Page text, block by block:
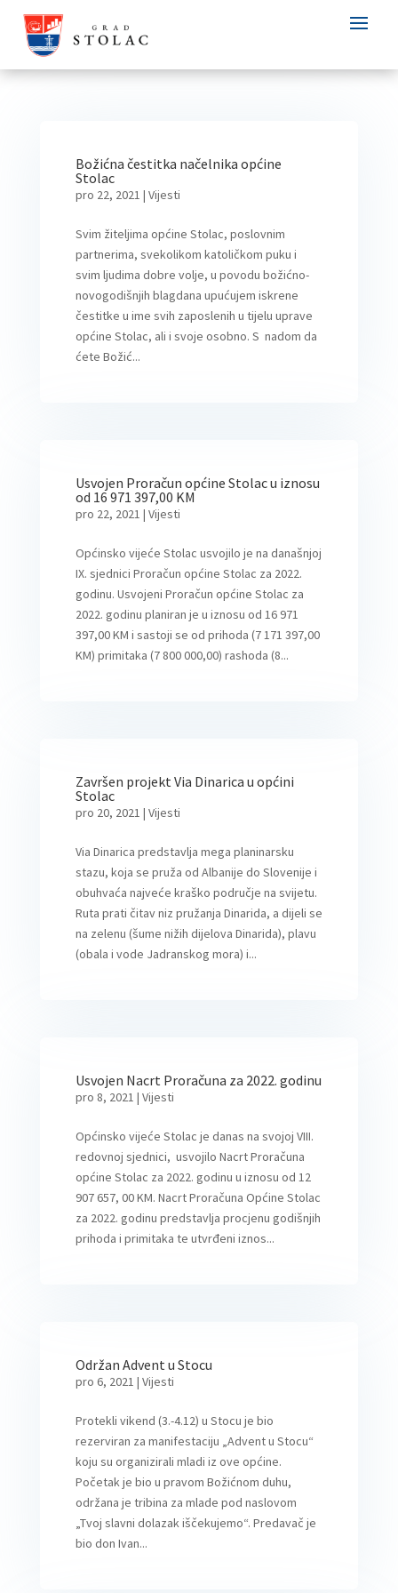
Božićna čestitka načelnika općine
Stolac
pro 22, 2021 | Vijesti
Svim žiteljima općine Stolac, poslovnim
partnerima, svekolikom katoličkom puku i
svim ljudima dobre volje, u povodu božićno-
novogodišnjih blagdana upućujem iskrene
čestitke u ime svih zaposlenih u tijelu uprave
općine Stolac, ali i svoje osobno. S nadom da
ćete Božić...
Usvojen Proračun općine Stolac u iznosu
od 16 971 397,00 KM
pro 22, 2021 | Vijesti
Općinsko vijeće Stolac usvojilo je na današnjoj
IX. sjednici Proračun općine Stolac za 2022.
godinu. Usvojeni Proračun općine Stolac za
2022. godinu planiran je u iznosu od 16 971
397,00 KM i sastoji se od prihoda (7 171 397,00
KM) primitaka (7 800 000,00) rashoda (8...
Završen projekt Via Dinarica u općini
Stolac
pro 20, 2021 | Vijesti
Via Dinarica predstavlja mega planinarsku
stazu, koja se pruža od Albanije do Slovenije i
obuhvaća najveće kraško područje na svijetu.
Ruta prati čitav niz pružanja Dinarida, a dijeli se
na zelenu (šume nižih dijelova Dinarida), plavu
(obala i vode Jadranskog mora) i...
Usvojen Nacrt Proračuna za 2022. godinu
pro 8, 2021 | Vijesti
Općinsko vijeće Stolac je danas na svojoj VIII.
redovnoj sjednici, usvojilo Nacrt Proračuna
općine Stolac za 2022. godinu u iznosu od 12
907 657, 00 KM. Nacrt Proračuna Općine Stolac
za 2022. godinu predstavlja procjenu godišnjih
prihoda i primitaka te utvrđeni iznos...
Održan Advent u Stocu
pro 6, 2021 | Vijesti
Protekli vikend (3.-4.12) u Stocu je bio
rezerviran za manifestaciju „Advent u Stocu“
koju su organizirali mladi iz ove općine.
Početak je bio u pravom Božićnom duhu,
održana je tribina za mlade pod naslovom
„Tvoj slavni dolazak iščekujemo“. Predavač je
bio don Ivan...